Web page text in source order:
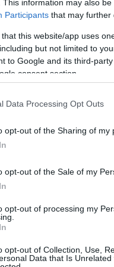
This information may also
Participants that may further
that this website/app uses
but not limited to
to Google and its third-
consent section.
Data Processing Opt Outs
opt-out of the Sharing of my
opt-out of the Sale of my
opt-out of processing my
opt-out of Collection, Use,
Data that Is
A korábbi F1-es
futamgyőztes azokról
Dr. Helmut Marko
csapatában versenyzett.
rutinos szakember egy
részletek